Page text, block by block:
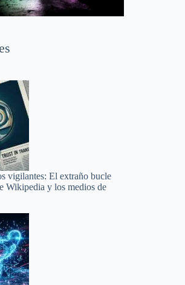
vigilantes: El extraño bucle
Wikipedia y los medios de